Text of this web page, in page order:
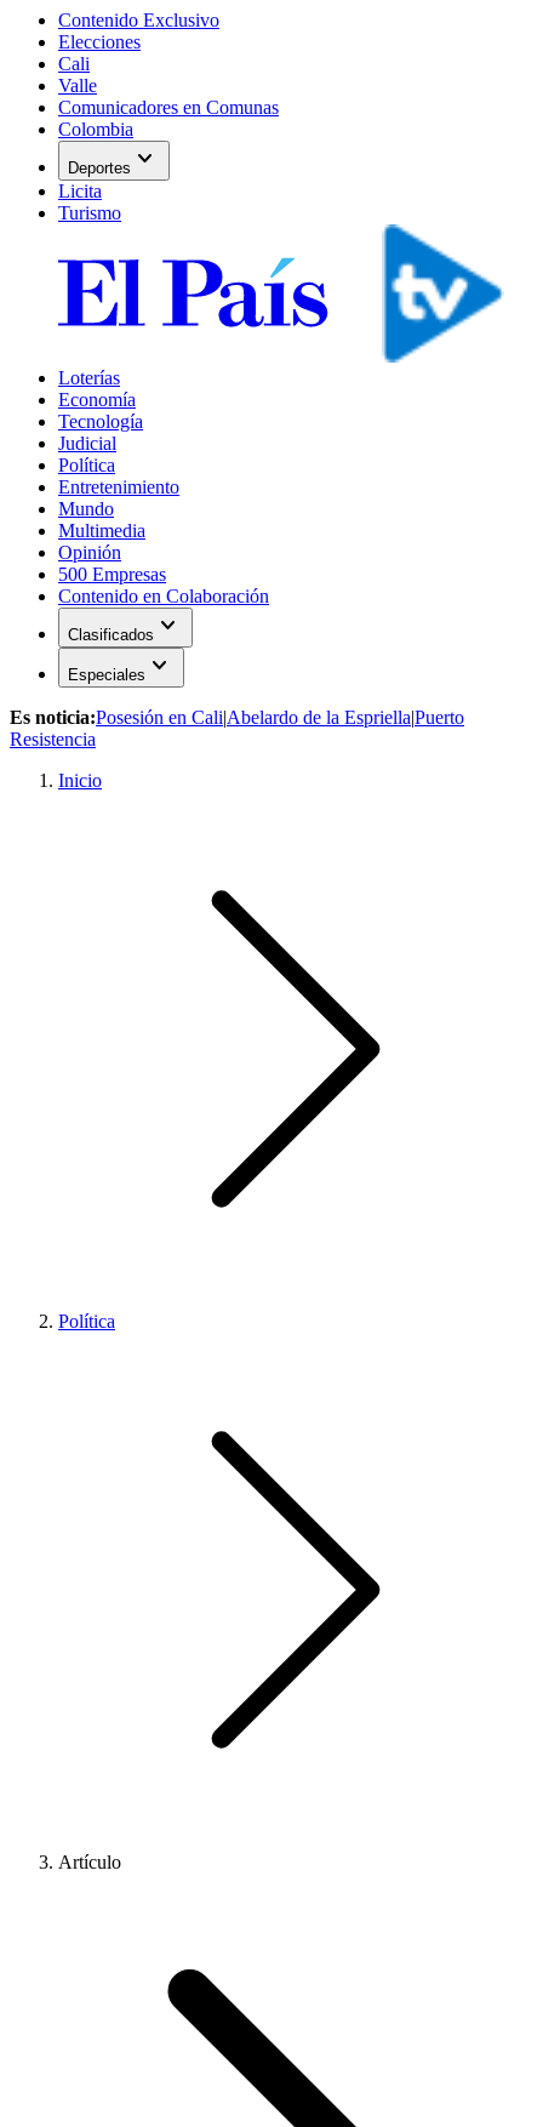
Contenido Exclusivo
Elecciones
Cali
Valle
Comunicadores en Comunas
Colombia
Deportes expand_more
Licita
Turismo
Loterías
Economía
Tecnología
Judicial
Política
Entretenimiento
Mundo
Multimedia
Opinión
500 Empresas
Contenido en Colaboración
Clasificados expand_more
Especiales expand_more
Es noticia:Posesión en Cali|Abelardo de la Espriella|Puerto
Resistencia
Inicio
Política
Artículo